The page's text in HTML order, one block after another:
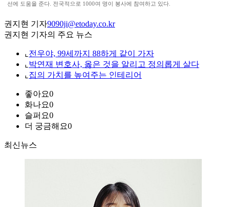
선에 도움을 준다. 전국적으로 1000여 명이 봉사에 참여하고 있다.
권지현 기자9090ji@etoday.co.kr
권지현 기자의 주요 뉴스
⌞ 전우야, 99세까지 88하게 같이 가자
⌞ 박연재 변호사, 옳은 것을 알리고 정의롭게 살다
⌞ 집의 가치를 높여주는 인테리어
좋아요0
화나요0
슬퍼요0
더 궁금해요0
최신뉴스